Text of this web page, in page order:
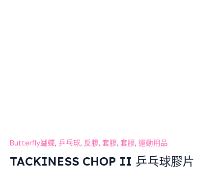
Butterfly蝴蝶, 乒乓球, 反膠, 套膠, 套膠, 運動用品
TACKINESS CHOP II 乒乓球膠片